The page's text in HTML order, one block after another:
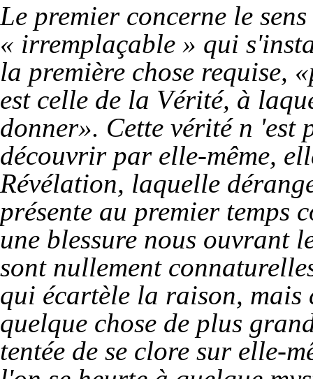
Le premier concerne le
« irremplaçable » qui
la première chose requise,
est celle de la Vérité, à
donner». Cette vérité n 'est
découvrir par elle-même,
Révélation, laquelle
présente au premier temps
une blessure nous ouvrant
sont nullement
qui écartèle la raison, mais
quelque chose de plus
tentée de se clore sur elle-